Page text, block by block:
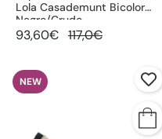
Lola Casademunt Bicolor
Negro/Crudo
93,60€ 117,0€
NEW